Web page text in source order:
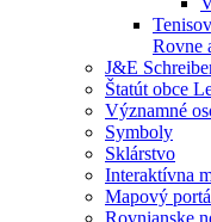
Rovne
J&E
Štatút obce
Významné
Symboly
Sklárstvo
Interaktívna
Mapový
Rovnianske